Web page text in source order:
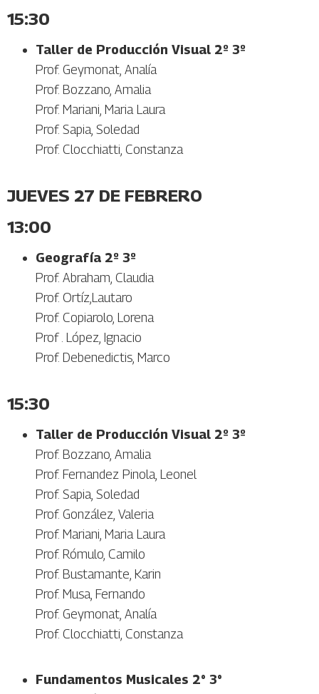
15:30
Taller de Producción Visual 2º 3º
Prof. Geymonat, Analía
Prof. Bozzano, Amalia
Prof. Mariani, Maria Laura
Prof. Sapia, Soledad
Prof. Clocchiatti, Constanza
JUEVES 27 DE FEBRERO
13:00
Geografía 2º 3º
Prof. Abraham, Claudia
Prof. Ortíz,Lautaro
Prof. Copiarolo, Lorena
Prof . López, Ignacio
Prof. Debenedictis, Marco
15:30
Taller de Producción Visual 2º 3º
Prof. Bozzano, Amalia
Prof. Fernandez Pinola, Leonel
Prof. Sapia, Soledad
Prof. González, Valeria
Prof. Mariani, Maria Laura
Prof. Rómulo, Camilo
Prof. Bustamante, Karin
Prof. Musa, Fernando
Prof. Geymonat, Analía
Prof. Clocchiatti, Constanza
Fundamentos Musicales 2° 3°